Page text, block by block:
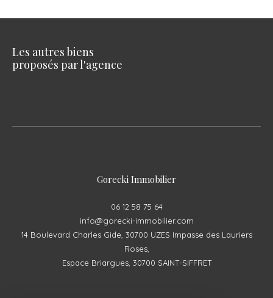
Les autres biens
proposés par l'agence
Gorecki Immobilier
06 12 58 75 64
info@gorecki-immobilier.com
14 Boulevard Charles Gide, 30700 UZES Impasse des Lauriers
Roses,
Espace Briargues, 30700 SAINT-SIFFRET